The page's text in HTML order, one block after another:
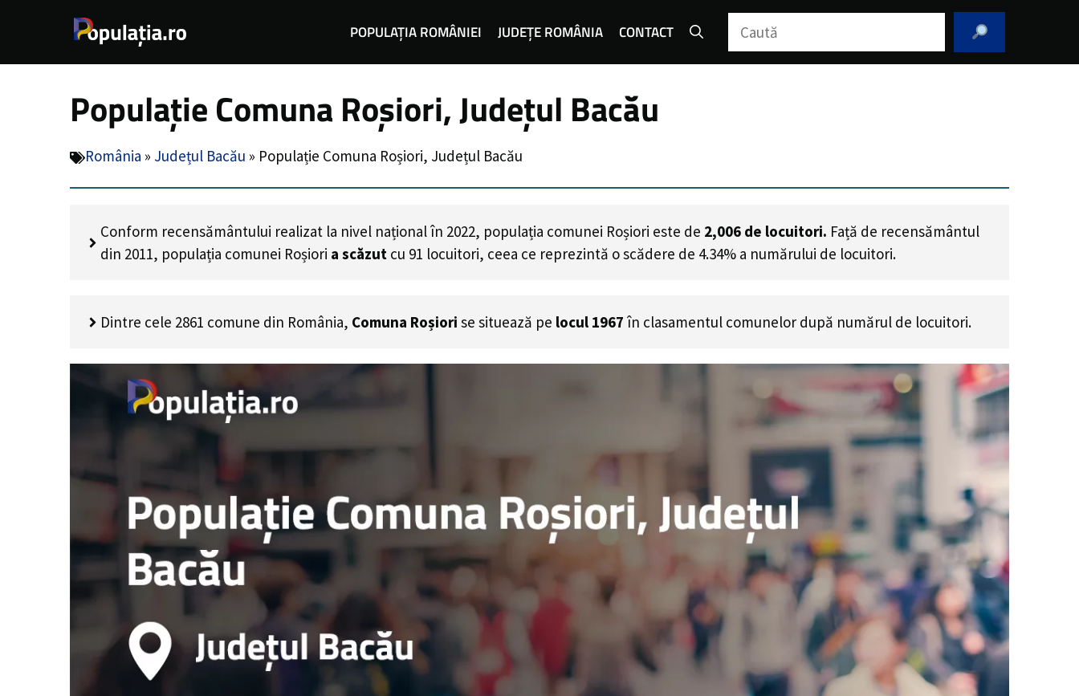
POPULAȚIA ROMÂNIEI JUDEȚE ROMÂNIA CONTACT Caută
Populație Comuna Roșiori, Județul Bacău
România » Județul Bacău » Populație Comuna Roșiori, Județul Bacău
Conform recensământului realizat la nivel național în 2022, populația comunei Roșiori este de 2,006 de locuitori. Față de recensământul
din 2011, populația comunei Roșiori a scăzut cu 91 locuitori, ceea ce reprezintă o scădere de 4.34% a numărului de locuitori.
Dintre cele 2861 comune din România, Comuna Roșiori se situează pe locul 1967 în clasamentul comunelor după numărul de locuitori.